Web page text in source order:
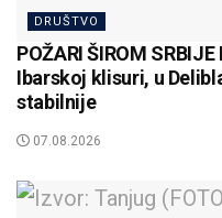
DRUŠTVO
POŽARI ŠIROM
Ibarskoj klisuri, u
stabilnije
07.08.2026